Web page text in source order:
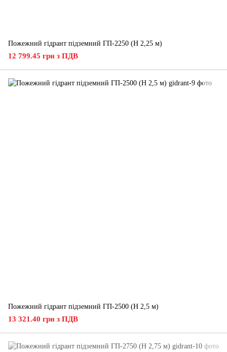
Пожежний гідрант підземний ГП-2250 (H 2,25 м)
12 799.45 грн з ПДВ
Пожежний гідрант підземний ГП-2500 (H 2,5 м)
13 321.40 грн з ПДВ